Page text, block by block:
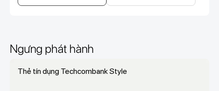
Ngưng phát hành
Thẻ tín dụng Techcombank Style